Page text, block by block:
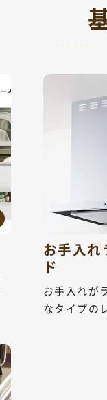
お手入れ
ド
お手入れが
なタイプの